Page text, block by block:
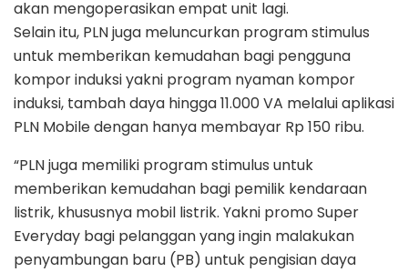
akan mengoperasikan empat unit lagi.
Selain itu, PLN juga meluncurkan program stimulus
untuk memberikan kemudahan bagi pengguna
kompor induksi yakni program nyaman kompor
induksi, tambah daya hingga 11.000 VA melalui aplikasi
PLN Mobile dengan hanya membayar Rp 150 ribu.
“PLN juga memiliki program stimulus untuk
memberikan kemudahan bagi pemilik kendaraan
listrik, khususnya mobil listrik. Yakni promo Super
Everyday bagi pelanggan yang ingin malakukan
penyambungan baru (PB) untuk pengisian daya